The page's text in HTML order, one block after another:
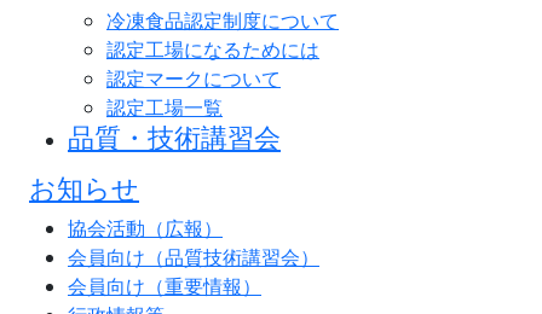
冷凍食品認定制度について
認定工場になるためには
認定マークについて
認定工場一覧
品質・技術講習会
お知らせ
協会活動（広報）
会員向け（品質技術講習会）
会員向け（重要情報）